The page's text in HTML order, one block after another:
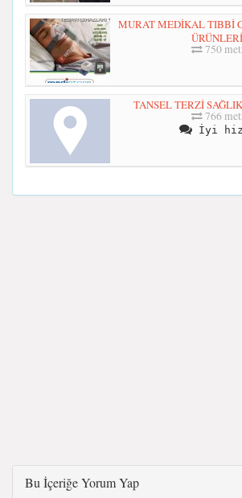
MURAT MEDİKAL TIBBİ
750
TANSEL TERZİ
766
İyi
Bu İçeriğe Yorum Yap